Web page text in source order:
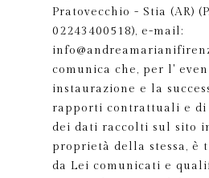
Pratovecchio - Stia (AR)
02243400518), e-mail:
comunica che, per l'
instaurazione e la
rapporti contrattuali e di
dei dati raccolti sul sito
proprietà della stessa, è
da Lei comunicati e